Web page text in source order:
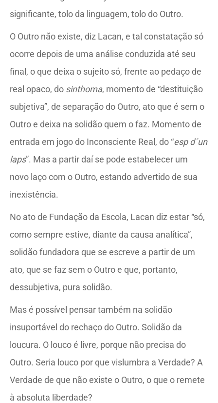
significante, tolo da linguagem, tolo do Outro.
O Outro não existe, diz Lacan, e tal constatação só
ocorre depois de uma análise conduzida até seu
final, o que deixa o sujeito só, frente ao pedaço de
real opaco, do sinthoma, momento de “destituição
subjetiva”, de separação do Outro, ato que é sem o
Outro e deixa na solidão quem o faz. Momento de
entrada em jogo do Inconsciente Real, do “esp d´un
laps”. Mas a partir daí se pode estabelecer um
novo laço com o Outro, estando advertido de sua
inexistência.
No ato de Fundação da Escola, Lacan diz estar “só,
como sempre estive, diante da causa analítica”,
solidão fundadora que se escreve a partir de um
ato, que se faz sem o Outro e que, portanto,
dessubjetiva, pura solidão.
Mas é possível pensar também na solidão
insuportável do rechaço do Outro. Solidão da
loucura. O louco é livre, porque não precisa do
Outro. Seria louco por que vislumbra a Verdade? A
Verdade de que não existe o Outro, o que o remete
à absoluta liberdade?